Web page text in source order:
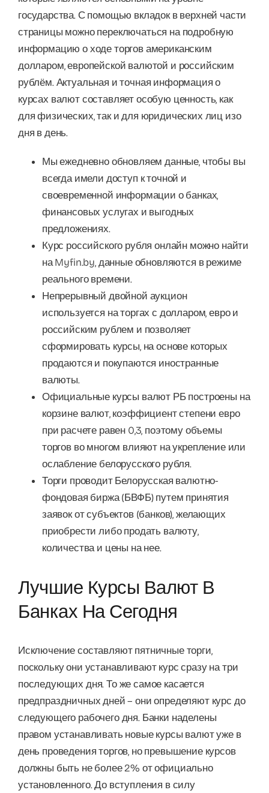
государства. С помощью вкладок в верхней части
страницы можно переключаться на подробную
информацию о ходе торгов американским
долларом, европейской валютой и российским
рублём. Актуальная и точная информация о
курсах валют составляет особую ценность, как
для физических, так и для юридических лиц изо
дня в день.
Мы ежедневно обновляем данные, чтобы вы
всегда имели доступ к точной и
своевременной информации о банках,
финансовых услугах и выгодных
предложениях.
Курс российского рубля онлайн можно найти
на Myfin.by, данные обновляются в режиме
реального времени.
Непрерывный двойной аукцион
используется на торгах с долларом, евро и
российским рублем и позволяет
сформировать курсы, на основе которых
продаются и покупаются иностранные
валюты.
Официальные курсы валют РБ построены на
корзине валют, коэффициент степени евро
при расчете равен 0,3, поэтому объемы
торгов во многом влияют на укрепление или
ослабление белорусского рубля.
Торги проводит Белорусская валютно-
фондовая биржа (БВФБ) путем принятия
заявок от субъектов (банков), желающих
приобрести либо продать валюту,
количества и цены на нее.
Лучшие Курсы Валют В
Банках На Сегодня
Исключение составляют пятничные торги,
поскольку они устанавливают курс сразу на три
последующих дня. То же самое касается
предпраздничных дней – они определяют курс до
следующего рабочего дня. Банки наделены
правом устанавливать новые курсы валют уже в
день проведения торгов, но превышение курсов
должны быть не более 2% от официально
установленного. До вступления в силу